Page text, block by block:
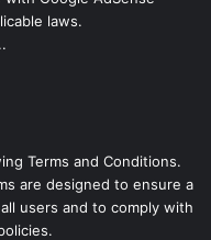
laws.
Terms and Conditions.
are designed to ensure a
users and to comply with